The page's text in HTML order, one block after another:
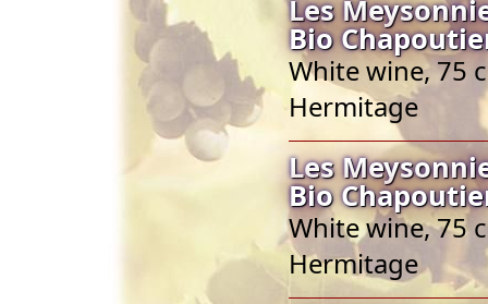
Les
Bio
White wine, 75
Hermitage
Les
Bio
White wine, 75
Hermitage